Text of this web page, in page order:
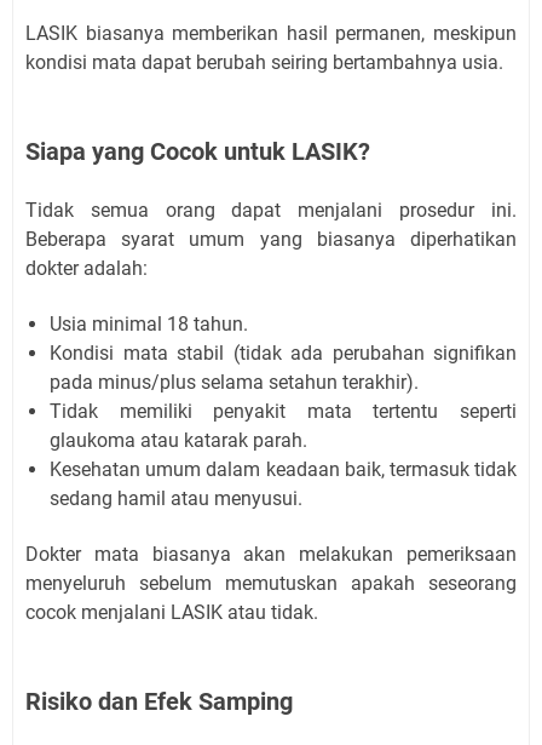
LASIK biasanya memberikan hasil permanen, meskipun
kondisi mata dapat berubah seiring bertambahnya usia.
Siapa yang Cocok untuk LASIK?
Tidak semua orang dapat menjalani prosedur ini.
Beberapa syarat umum yang biasanya diperhatikan
dokter adalah:
Usia minimal 18 tahun.
Kondisi mata stabil (tidak ada perubahan signifikan
pada minus/plus selama setahun terakhir).
Tidak memiliki penyakit mata tertentu seperti
glaukoma atau katarak parah.
Kesehatan umum dalam keadaan baik, termasuk tidak
sedang hamil atau menyusui.
Dokter mata biasanya akan melakukan pemeriksaan
menyeluruh sebelum memutuskan apakah seseorang
cocok menjalani LASIK atau tidak.
Risiko dan Efek Samping